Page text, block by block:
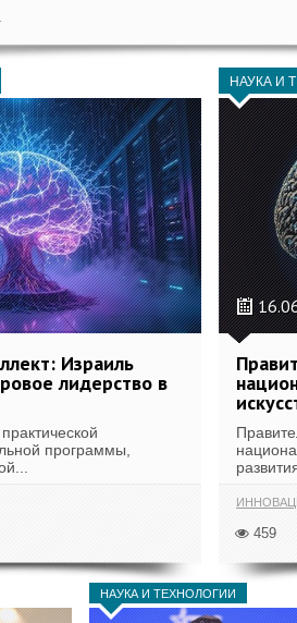
Израиль
лидерство в
программы,
НАУКА И
459
НАУКА И ТЕХНОЛОГИИ